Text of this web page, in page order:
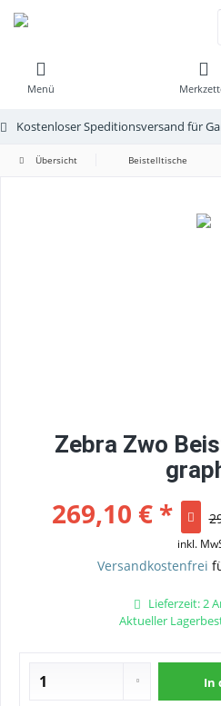
Menü
Kostenloser Speditionsversand für
Übersicht Beistelltische
Zebra Zwo
269,10 € *
inkl.
Versandkostenfrei
Lieferzeit: 2
Aktueller
In